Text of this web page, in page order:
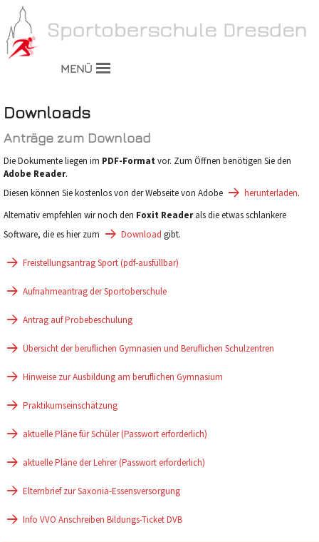
MENÜ
Downloads
Anträge zum Download
Die Dokumente liegen im PDF-Format vor. Zum Öffnen benötigen Sie den
Adobe Reader.
Diesen können Sie kostenlos von der Webseite von Adobe
herunterladen.
Alternativ empfehlen wir noch den Foxit Readerals die etwas schlankere
Software, die es hier zum
Download gibt.
Freistellungsantrag Sport (pdf-ausfüllbar)
Aufnahmeantrag der Sportoberschule
Antrag auf Probebeschulung
Übersicht der beruflichen Gymnasien und Beruflichen Schulzentren
Hinweise zur Ausbildung am beruflichen Gymnasium
Praktikumseinschätzung
aktuelle Pläne für Schüler (Passwort erforderlich)
aktuelle Pläne der Lehrer (Passwort erforderlich)
Elternbrief zur Saxonia-Essensversorgung
Info VVO Anschreiben Bildungs-Ticket DVB